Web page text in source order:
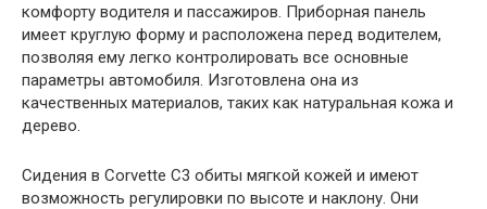
комфорту водителя и пассажиров. Приборная панель
имеет круглую форму и расположена перед водителем,
позволяя ему легко контролировать все основные
параметры автомобиля. Изготовлена она из
качественных материалов, таких как натуральная кожа и
дерево.
Сидения в Corvette C3 обиты мягкой кожей и имеют
возможность регулировки по высоте и наклону. Они